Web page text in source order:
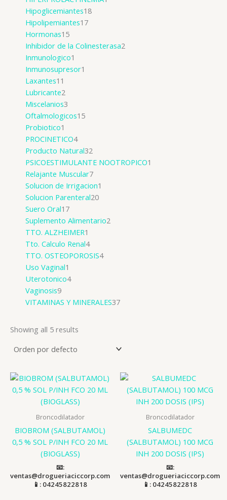
Hipoglicemiantes18
Hipolipemiantes17
Hormonas15
Inhibidor de la Colinesterasa2
Inmunologico1
Inmunosupresor1
Laxantes11
Lubricante2
Miscelanios3
Oftalmologicos15
Probiotico1
PROCINETICO4
Producto Natural32
PSICOESTIMULANTE NOOTROPICO1
Relajante Muscular7
Solucion de Irrigacion1
Solucion Parenteral20
Suero Oral17
Suplemento Alimentario2
TTO. ALZHEIMER1
Tto. Calculo Renal4
TTO. OSTEOPOROSIS4
Uso Vaginal1
Uterotonico4
Vaginosis9
VITAMINAS Y MINERALES37
Showing all 5 results
Broncodilatador
BIOBROM (SALBUTAMOL)
0,5 % SOL P/INH FCO 20 ML
(BIOGLASS)
📧:
ventas@drogueriaciccorp.com
📱: 04245822818
Broncodilatador
SALBUMEDC
(SALBUTAMOL) 100 MCG
INH 200 DOSIS (IPS)
📧:
ventas@drogueriaciccorp.com
📱: 04245822818